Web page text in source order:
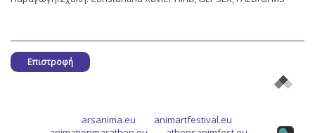
Επιστροφή
arsanima.eu
animartfestival.eu